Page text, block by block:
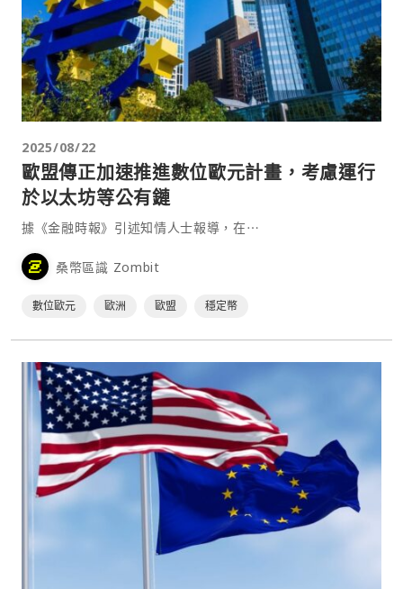
2025/08/22
歐盟傳正加速推進數位歐元計畫，考慮運行
於以太坊等公有鏈
據《金融時報》引述知情人士報導，在⋯
桑幣區識 Zombit
數位歐元 歐洲 歐盟 穩定幣